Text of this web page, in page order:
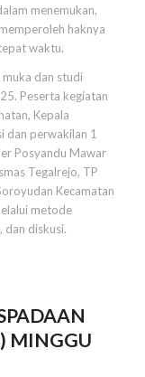
menemukan,
haknya
waktu.
dan studi
Peserta kegiatan
Kepala
dan perwakilan 1
Posyandu Mawar
Tegalrejo, TP
Kecamatan
metode
dan diskusi.
MINGGU